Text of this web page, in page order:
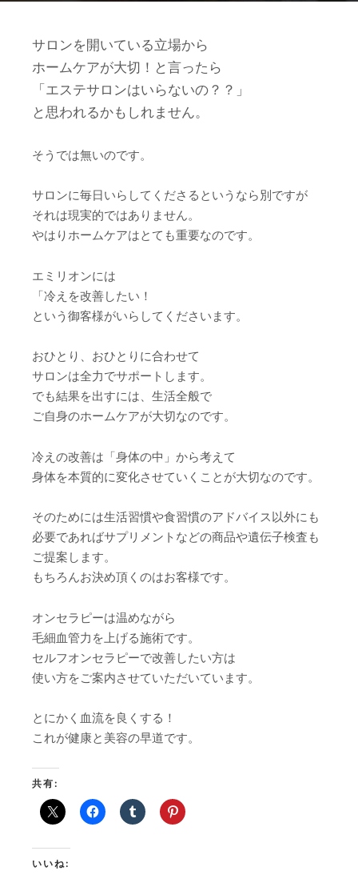
サロンを開いている立場から
ホームケアが大切！と言ったら
「エステサロンはいらないの？？」
と思われるかもしれません。
そうでは無いのです。
サロンに毎日いらしてくださるというなら別ですが
それは現実的ではありません。
やはりホームケアはとても重要なのです。
エミリオンには
「冷えを改善したい！
という御客様がいらしてくださいます。
おひとり、おひとりに合わせて
サロンは全力でサポートします。
でも結果を出すには、生活全般で
ご自身のホームケアが大切なのです。
冷えの改善は「身体の中」から考えて
身体を本質的に変化させていくことが大切なのです。
そのためには生活習慣や食習慣のアドバイス以外にも
必要であればサプリメントなどの商品や遺伝子検査も
ご提案します。
もちろんお決め頂くのはお客様です。
オンセラピーは温めながら
毛細血管力を上げる施術です。
セルフオンセラピーで改善したい方は
使い方をご案内させていただいています。
とにかく血流を良くする！
これが健康と美容の早道です。
共有:
いいね: